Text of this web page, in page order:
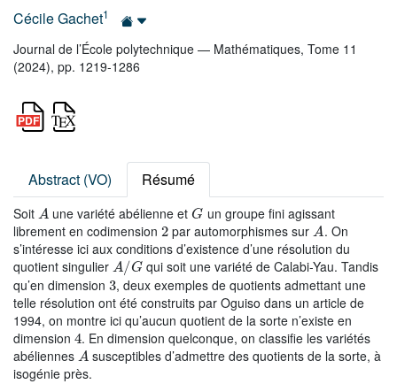
Cécile Gachet1
Journal de l’École polytechnique — Mathématiques, Tome 11
(2024), pp. 1219-1286
Abstract (VO) Résumé
Soit A une variété abélienne et G un groupe fini agissant
librement en codimension 2par automorphismes sur A. On
s’intéresse ici aux conditions d’existence d’une résolution du
quotient singulier A/G qui soit une variété de Calabi-Yau. Tandis
qu’en dimension 3, deux exemples de quotients admettant une
telle résolution ont été construits par Oguiso dans un article de
1994, on montre ici qu’aucun quotient de la sorte n’existe en
dimension 4. En dimension quelconque, on classifie les variétés
abéliennes A susceptibles d’admettre des quotients de la sorte, à
isogénie près.